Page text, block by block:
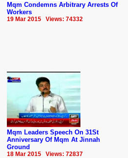
Mqm Condemns Arbitrary Arrests Of
Workers
19 Mar 2015 Views: 74332
Mqm Leaders Speech On 31St
Anniversary Of ‪‎Mqm‬ At Jinnah
Ground
18 Mar 2015 Views: 72837